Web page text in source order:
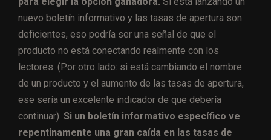
nuevo boletín informativo y las tasas de apertura son
deficientes, eso podría ser una señal de que el
producto no está conectando realmente con los
lectores. (Por otro lado: si está cambiando el nombre
de un producto y el aumento de las tasas de apertura,
ese sería un excelente indicador de que debería
continuar). Si un boletín informativo específico ve
repentinamente una gran caída en las tasas de